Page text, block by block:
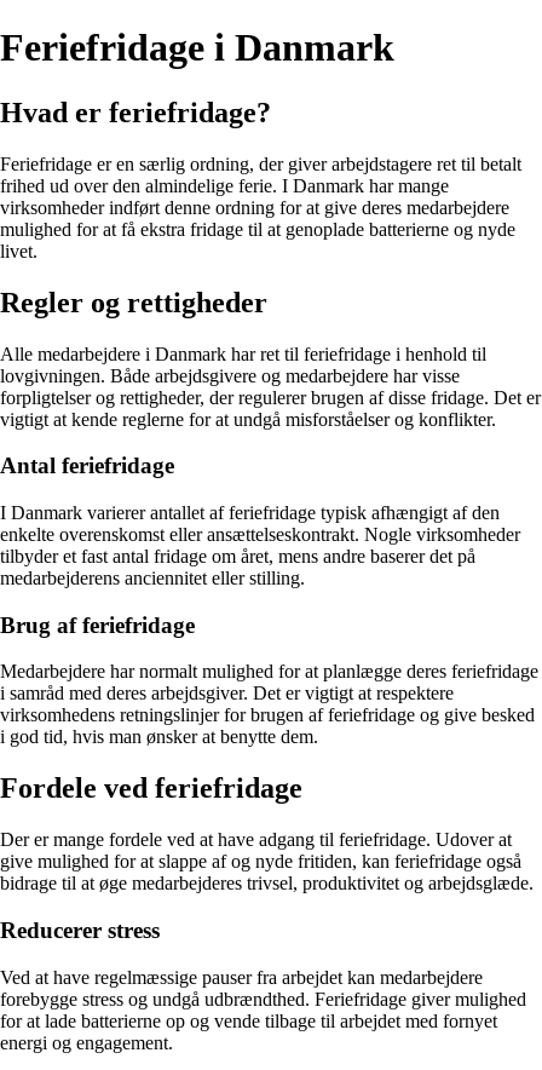
Feriefridage i Danmark
Hvad er feriefridage?
Feriefridage er en særlig ordning, der giver arbejdstagere ret til betalt
frihed ud over den almindelige ferie. I Danmark har mange
virksomheder indført denne ordning for at give deres medarbejdere
mulighed for at få ekstra fridage til at genoplade batterierne og nyde
livet.
Regler og rettigheder
Alle medarbejdere i Danmark har ret til feriefridage i henhold til
lovgivningen. Både arbejdsgivere og medarbejdere har visse
forpligtelser og rettigheder, der regulerer brugen af disse fridage. Det er
vigtigt at kende reglerne for at undgå misforståelser og konflikter.
Antal feriefridage
I Danmark varierer antallet af feriefridage typisk afhængigt af den
enkelte overenskomst eller ansættelseskontrakt. Nogle virksomheder
tilbyder et fast antal fridage om året, mens andre baserer det på
medarbejderens anciennitet eller stilling.
Brug af feriefridage
Medarbejdere har normalt mulighed for at planlægge deres feriefridage
i samråd med deres arbejdsgiver. Det er vigtigt at respektere
virksomhedens retningslinjer for brugen af feriefridage og give besked
i god tid, hvis man ønsker at benytte dem.
Fordele ved feriefridage
Der er mange fordele ved at have adgang til feriefridage. Udover at
give mulighed for at slappe af og nyde fritiden, kan feriefridage også
bidrage til at øge medarbejderes trivsel, produktivitet og arbejdsglæde.
Reducerer stress
Ved at have regelmæssige pauser fra arbejdet kan medarbejdere
forebygge stress og undgå udbrændthed. Feriefridage giver mulighed
for at lade batterierne op og vende tilbage til arbejdet med fornyet
energi og engagement.